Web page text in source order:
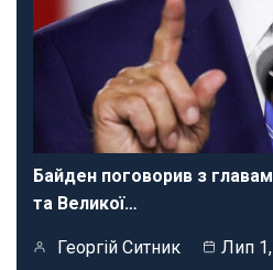
Байден поговорив з
та Великої…
Георгій Ситник Лип